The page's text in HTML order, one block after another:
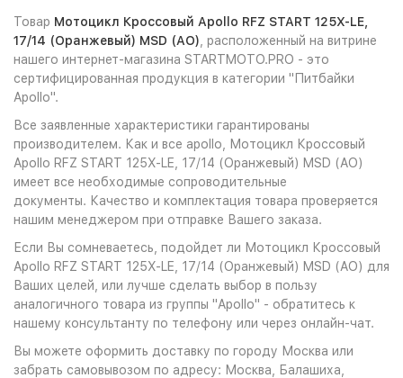
Товар Мотоцикл Кроссовый Apollo RFZ START 125X-LE,
17/14 (Оранжевый) MSD (AO) , расположенный на витрине
нашего интернет-магазина STARTMOTO.PRO - это
сертифицированная продукция в категории "Питбайки
Apollo".
Все заявленные характеристики гарантированы
производителем. Как и все apollo, Мотоцикл Кроссовый
Apollo RFZ START 125X-LE, 17/14 (Оранжевый) MSD (AO)
имеет все необходимые сопроводительные
документы. Качество и комплектация товара проверяется
нашим менеджером при отправке Вашего заказа.
Если Вы сомневаетесь, подойдет ли Мотоцикл Кроссовый
Apollo RFZ START 125X-LE, 17/14 (Оранжевый) MSD (AO) для
Ваших целей, или лучше сделать выбор в пользу
аналогичного товара из группы "Apollo" - обратитесь к
нашему консультанту по телефону или через онлайн-чат.
Вы можете оформить доставку по городу Москва или
забрать самовывозом по адресу: Москва, Балашиха,